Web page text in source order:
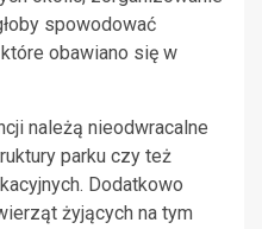
spowodować
obawiano się w
należą nieodwracalne
parku czy też
Dodatkowo
żyjących na tym